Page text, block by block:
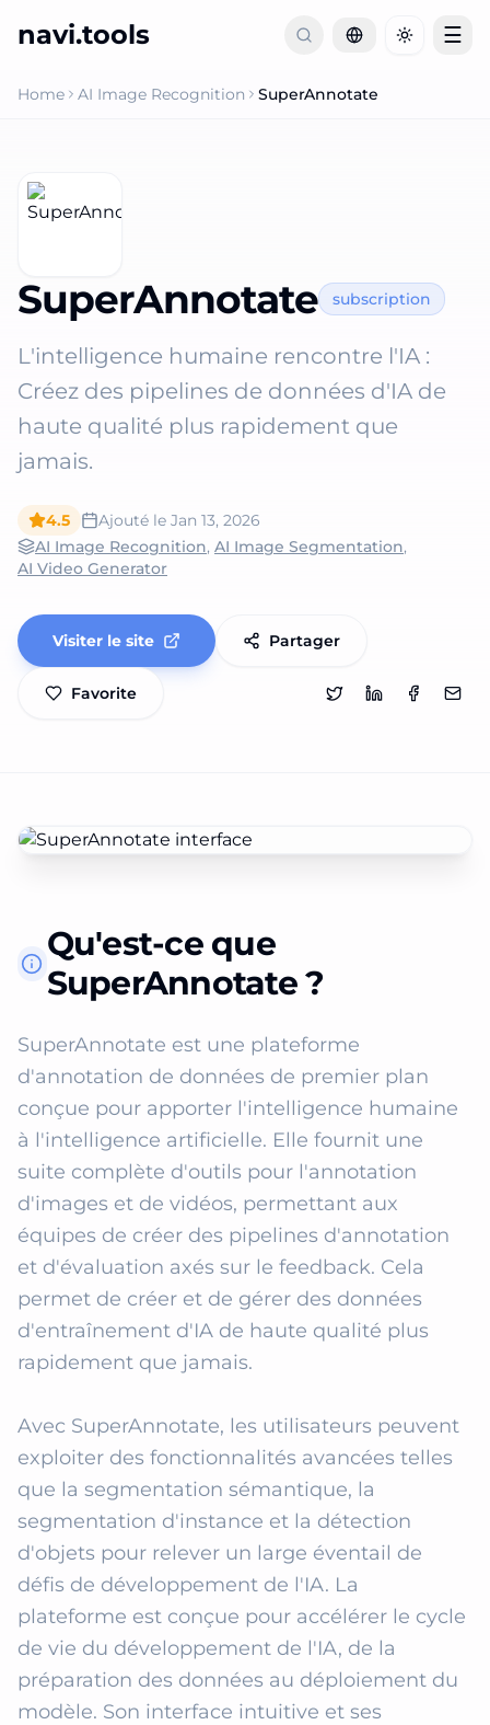
navi.tools Toggle
☰
Home AI Image Recognition SuperAnnotate
SuperAnnotate subscription
L'intelligence humaine rencontre l'IA :
Créez des pipelines de données d'IA de
haute qualité plus rapidement que
jamais.
4.5 Ajouté le Jan 13, 2026
AI Image Recognition, AI Image Segmentation,
AI Video Generator
Visiter le site Partager
Favorite
Qu'est-ce que
SuperAnnotate ?
SuperAnnotate est une plateforme
d'annotation de données de premier plan
conçue pour apporter l'intelligence humaine
à l'intelligence artificielle. Elle fournit une
suite complète d'outils pour l'annotation
d'images et de vidéos, permettant aux
équipes de créer des pipelines d'annotation
et d'évaluation axés sur le feedback. Cela
permet de créer et de gérer des données
d'entraînement d'IA de haute qualité plus
rapidement que jamais.
Avec SuperAnnotate, les utilisateurs peuvent
exploiter des fonctionnalités avancées telles
que la segmentation sémantique, la
segmentation d'instance et la détection
d'objets pour relever un large éventail de
défis de développement de l'IA. La
plateforme est conçue pour accélérer le cycle
de vie du développement de l'IA, de la
préparation des données au déploiement du
modèle. Son interface intuitive et ses